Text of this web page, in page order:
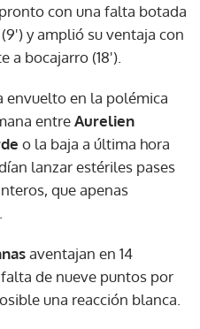
con una falta botada
y amplió su ventaja con
a bocajarro (18').
envuelto en la polémica
entreAurelien
o la baja a última hora
lanzar estériles pases
que apenas
aventajan en 14
falta de nueve puntos por
una reacción blanca.